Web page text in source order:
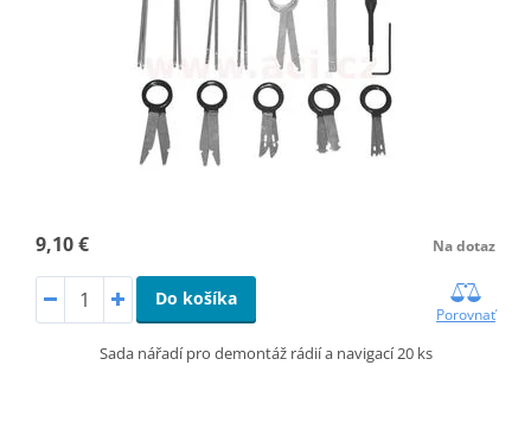
9,10 € Na dotaz
Do košíka
Porovnať
Sada nářadí pro demontáž rádií a navigací 20 ks